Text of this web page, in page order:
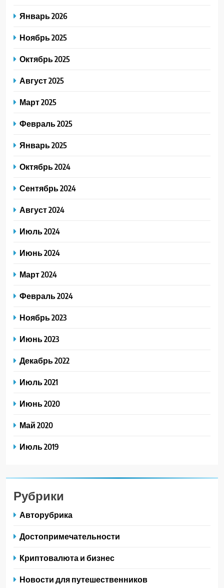
Январь 2026
Ноябрь 2025
Октябрь 2025
Август 2025
Март 2025
Февраль 2025
Январь 2025
Октябрь 2024
Сентябрь 2024
Август 2024
Июль 2024
Июнь 2024
Март 2024
Февраль 2024
Ноябрь 2023
Июнь 2023
Декабрь 2022
Июль 2021
Июнь 2020
Май 2020
Июль 2019
Рубрики
Авторубрика
Достопримечательности
Криптовалюта и бизнес
Новости для путешественников